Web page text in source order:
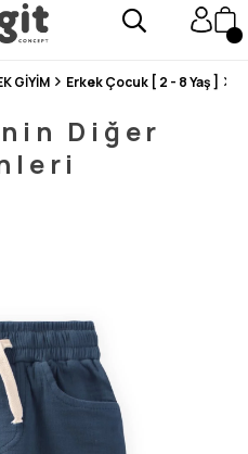
ÜZERİNDEN 4.8 PUAN ALDI ⭐⭐⭐⭐⭐
MÜŞTERİ ❤️ 10 MİLYON ÜRÜN
GİYİM Erkek Çocuk [ 2 - 8 Yaş ]
Diğer